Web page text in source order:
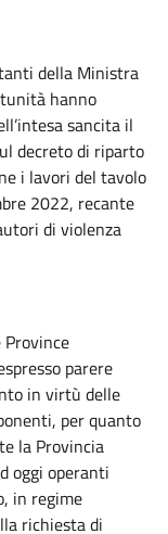
della Ministra
hanno
sancita il
decreto di riparto
i lavori del tavolo
2022, recante
di violenza
parere
in virtù delle
per quanto
la Provincia
oggi operanti
in regime
richiesta di